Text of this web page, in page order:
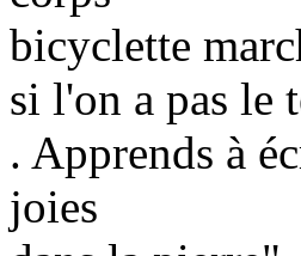
bicyclette
si l'on a pas le
. Apprends à
joies